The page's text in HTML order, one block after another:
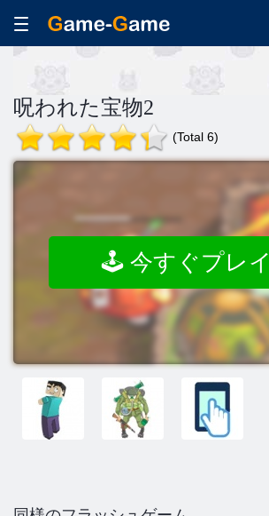
呪われた宝物2
(Total 6)
🕹️ 今すぐプレイ